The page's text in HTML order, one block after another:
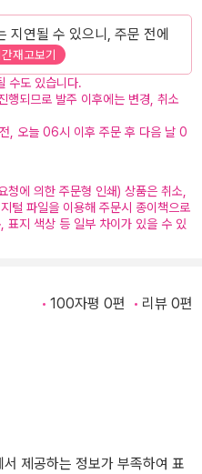
지연될 수 있으니, 주문 전에
재고보기
수도 있습니다.
행되므로 발주 이후에는 변경, 취소
, 오늘 06시 이후 주문 후 다음 날 0
에 의한 주문형 인쇄) 상품은 취소,
털 파일을 이용해 주문시 종이책으로
표지 색상 등 일부 차이가 있을 수 있
100자평 0편 리뷰 0편
제공하는 정보가 부족하여 표